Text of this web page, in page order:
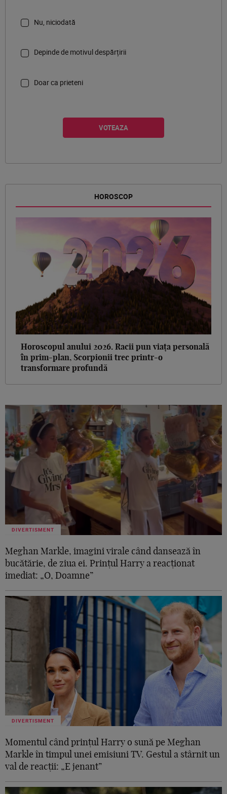
Nu, niciodată
Depinde de motivul despărțirii
Doar ca prieteni
HOROSCOP
Horoscopul anului 2026. Racii pun viața personală
în prim-plan, Scorpionii trec printr-o
transformare profundă
DIVERTISMENT
Meghan Markle, imagini virale când dansează în
bucătărie, de ziua ei. Prințul Harry a reacționat
imediat: „O, Doamne”
DIVERTISMENT
Momentul când prințul Harry o sună pe Meghan
Markle în timpul unei emisiuni TV. Gestul a stârnit un
val de reacții: „E jenant”